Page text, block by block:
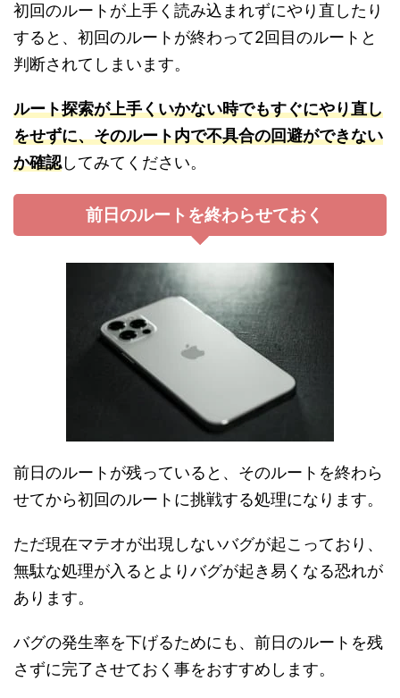
初回のルートが上手く読み込まれずにやり直したり
すると、初回のルートが終わって2回目のルートと
判断されてしまいます。
ルート探索が上手くいかない時でもすぐにやり直し
をせずに、そのルート内で不具合の回避ができない
か確認してみてください。
前日のルートを終わらせておく
前日のルートが残っていると、そのルートを終わら
せてから初回のルートに挑戦する処理になります。
ただ現在マテオが出現しないバグが起こっており、
無駄な処理が入るとよりバグが起き易くなる恐れが
あります。
バグの発生率を下げるためにも、前日のルートを残
さずに完了させておく事をおすすめします。